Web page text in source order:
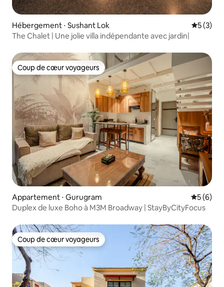
Hébergement ⋅ Sushant Lok
5 (3)
The Chalet | Une jolie villa indépendante avec jardin|
Coup de cœur voyageurs
Coup de cœur voyageurs
Appartement ⋅ Gurugram
5 (6)
Duplex de luxe Boho à M3M Broadway | StayByCityFocus
Coup de cœur voyageurs
Coup de cœur voyageurs